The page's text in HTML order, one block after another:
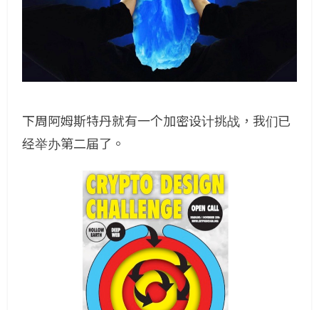
下周阿姆斯特丹就有一个加密设计挑战，我们已
经举办第二届了。